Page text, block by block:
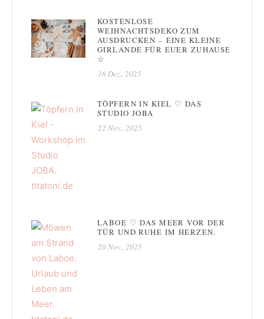
KOSTENLOSE
WEIHNACHTSDEKO ZUM
AUSDRUCKEN – EINE KLEINE
GIRLANDE FÜR EUER ZUHAUSE
☆
16 Dez., 2025
TÖPFERN IN KIEL ♡ DAS
STUDIO JOBA
22 Nov., 2025
LABOE ♡ DAS MEER VOR DER
TÜR UND RUHE IM HERZEN.
20 Nov., 2025